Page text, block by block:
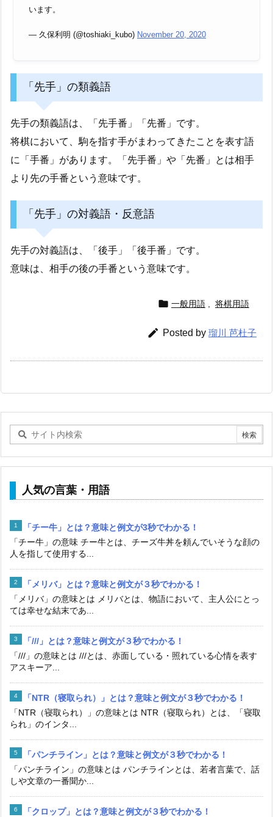
います。
— 久保利明 (@toshiaki_kubo) November 20, 2020
「先手」の類義語
先手の類義語は、「先手番」「先番」です。
将棋において、駒を指す手がまわってきたことを表す語
に「手番」があります。「先手番」や「先番」とは相手
より先の手番という意味です。
「先手」の対義語・反意語
先手の対義語は、「後手」「後手番」です。
意味は、相手の後の手番という意味です。
 一般用語 将棋用語
 Posted by 瑠川 芭杜子
人気の言葉・用語
「チー牛」とは？意味と例文が3秒でわかる！
「チー牛」の意味 チー牛とは、チーズ牛丼を頼んでいそうな顔の
人を指して使用する...
「メリバ」とは？意味と例文が３秒でわかる！
「メリバ」の意味とは メリバとは、物語において、主人公にとっ
ては幸せな結末であ...
「///」とは？意味と例文が３秒でわかる！
「///」の意味とは ///とは、赤面している・照れている心情を表す
アスキーア...
「NTR（寝取られ）」とは？意味と例文が３秒でわかる！
「NTR（寝取られ）」の意味とは NTR（寝取られ）とは、「寝取
られ」のインタ...
「パンチライン」とは？意味と例文が３秒でわかる！
「パンチライン」の意味とは パンチラインとは、若者言葉で、話
しや文章の一番聞か...
「クロップ」とは？意味と例文が３秒でわかる！